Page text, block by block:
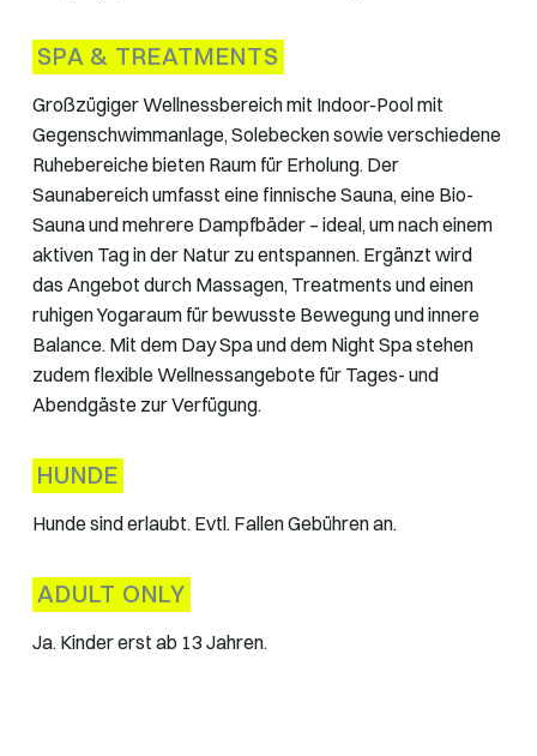
SPA & TREATMENTS
Großzügiger Wellnessbereich mit Indoor-Pool mit
Gegenschwimmanlage, Solebecken sowie verschiedene
Ruhebereiche bieten Raum für Erholung. Der
Saunabereich umfasst eine finnische Sauna, eine Bio-
Sauna und mehrere Dampfbäder – ideal, um nach einem
aktiven Tag in der Natur zu entspannen. Ergänzt wird
das Angebot durch Massagen, Treatments und einen
ruhigen Yogaraum für bewusste Bewegung und innere
Balance. Mit dem Day Spa und dem Night Spa stehen
zudem flexible Wellnessangebote für Tages- und
Abendgäste zur Verfügung.
HUNDE
Hunde sind erlaubt. Evtl. Fallen Gebühren an.
ADULT ONLY
Ja. Kinder erst ab 13 Jahren.